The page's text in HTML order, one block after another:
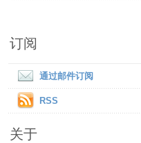
订阅
通过邮件订阅
RSS
关于